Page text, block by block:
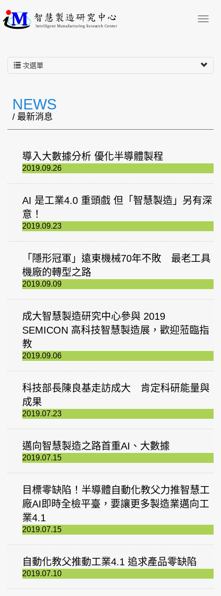
次選單
NEWS
/ 最新消息
導入大數據分析 優化半導體製程
2019.09.26
AI 是工業4.0 重頭戲 但「智慧製造」另有深
意！
2019.09.23
「隱形冠軍」遠東機械70年不敗 最老工具
機廠的轉型之路
2019.09.09
成大智慧製造研究中心參與 2019
SEMICON 高科技智慧製造展，歡迎蒞臨指
教
2019.09.06
科技部長陳良基走訪成大 肯定科研能量與
成果
2019.07.23
邁向智慧製造之路首重AI、大數據
2019.07.15
目標零缺陷！半導體自動化教父力推智慧工
廠AI即時全檢平臺，要讓更多製造業邁向工
業4.1
2019.07.15
自動化教父推動工業4.1 追求產品零缺陷
2019.07.10